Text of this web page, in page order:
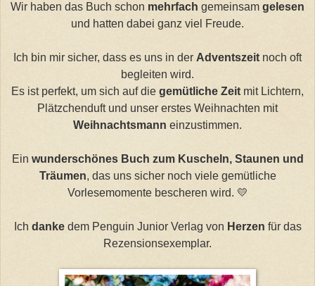
Wir haben das Buch schon mehrfach gemeinsam gelesen
und hatten dabei ganz viel Freude.
Ich bin mir sicher, dass es uns in der Adventszeit noch oft
begleiten wird.
Es ist perfekt, um sich auf die gemütliche Zeit mit Lichtern,
Plätzchenduft und unser erstes Weihnachten mit
Weihnachtsmann einzustimmen.
Ein wunderschönes Buch zum Kuscheln, Staunen und
Träumen, das uns sicher noch viele gemütliche
Vorlesemomente bescheren wird. 💛
Ich danke dem Penguin Junior Verlag von Herzen für das
Rezensionsexemplar.